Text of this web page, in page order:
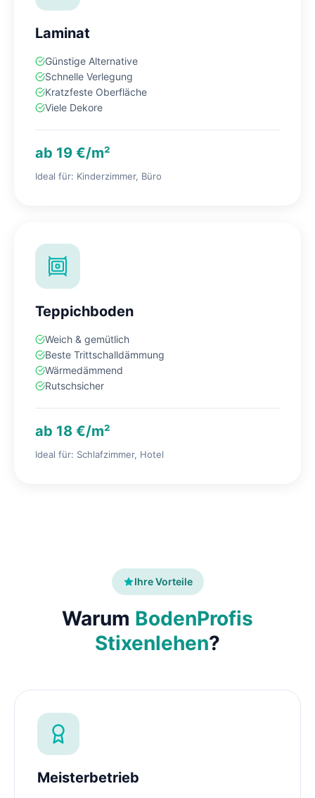
Laminat
Günstige Alternative
Schnelle Verlegung
Kratzfeste Oberfläche
Viele Dekore
ab 19 €/m²
Ideal für: Kinderzimmer, Büro
Teppichboden
Weich & gemütlich
Beste Trittschalldämmung
Wärmedämmend
Rutschsicher
ab 18 €/m²
Ideal für: Schlafzimmer, Hotel
Ihre Vorteile
Warum BodenProfis
Stixenlehen?
Meisterbetrieb